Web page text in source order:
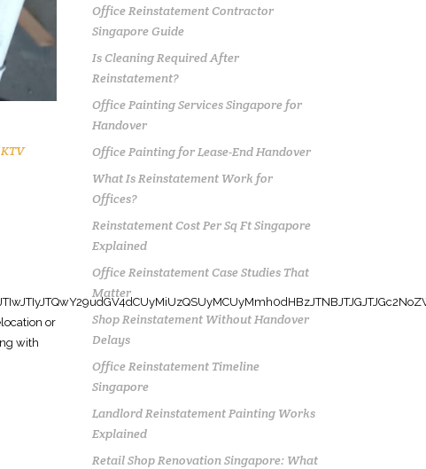
KTV
Office Reinstatement Contractor
Singapore Guide
Is Cleaning Required After
Reinstatement?
Office Painting Services Singapore for
Handover
Office Painting for Lease-End Handover
What Is Reinstatement Work for
Offices?
Reinstatement Cost Per Sq Ft Singapore
Explained
Office Reinstatement Case Studies That
Matter
Shop Reinstatement Without Handover
Delays
Office Reinstatement Timeline
Singapore
Landlord Reinstatement Painting Works
Explained
Retail Shop Renovation Singapore: What